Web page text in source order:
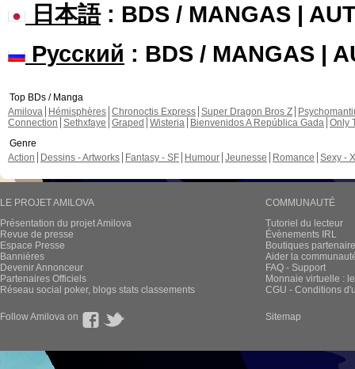
日本語: BDS / MANGAS |
Русский : BDS / MANGAS |
Top BDs / Manga
Amilova
Hémisphères Chronoctis Express Super Dragon Bros Z
Connection Sethxfaye Graped Wisteria Bienvenidos A República Gada Only
Genre
Action
Dessins - Artworks Fantasy - SF Humour Jeunesse Romance Sexy -
LE PROJET AMILOVA
Présentation du projet Amilova
Revue de presse
Espace Presse
Bannières
Devenir Annonceur
Partenaires Officiels
Réseau social poker, blogs stats classements
COMMUNAUTÉ
Tutoriel du lecteur
Évènements IRL
Boutiques
Aider la
FAQ - Support
Monnaie virtuelle :
CGU - Conditions
Follow Amilova on Sitemap